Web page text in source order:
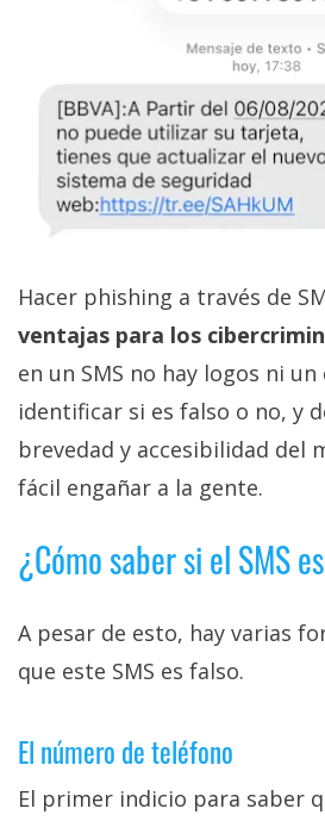
Hacer phishing a través de
ventajas para los
en un SMS no hay logos ni
identificar si es falso o no, y
brevedad y accesibilidad del
fácil engañar a la gente.
¿Cómo saber si el SMS
A pesar de esto, hay varias
que este SMS es falso.
El número de teléfono
El primer indicio para saber